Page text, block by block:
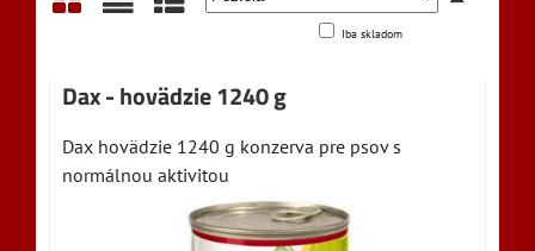
Iba skladom
Dax - hovädzie 1240 g
Dax hovädzie 1240 g konzerva pre psov s
normálnou aktivitou